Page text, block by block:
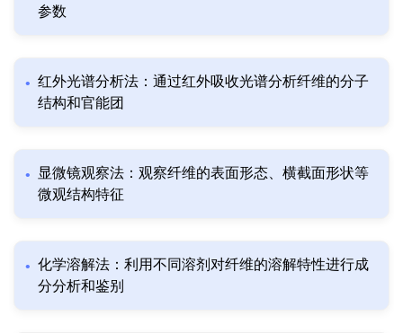
参数
红外光谱分析法：通过红外吸收光谱分析纤维的分子
结构和官能团
显微镜观察法：观察纤维的表面形态、横截面形状等
微观结构特征
化学溶解法：利用不同溶剂对纤维的溶解特性进行成
分分析和鉴别